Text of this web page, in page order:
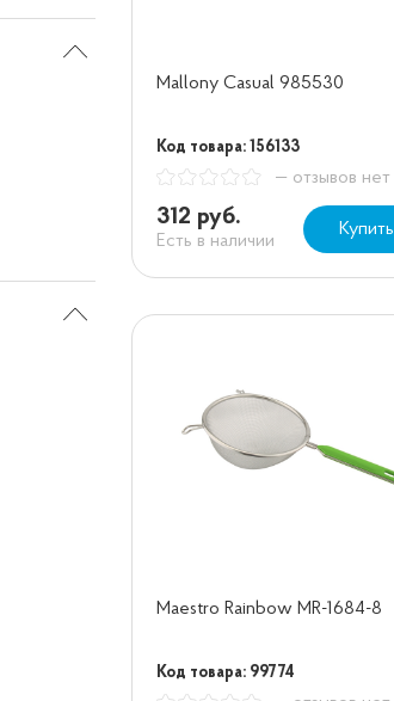
Mallony Casual 985530
Код товара: 156133
— отзывов нет
312 руб.
Есть в наличии
Купить
Maestro Rainbow MR-1684-8
Код товара: 99774